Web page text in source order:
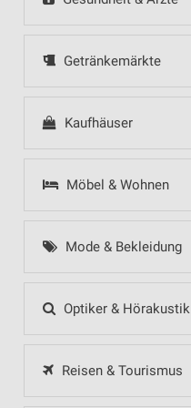
Getränkemärkte
Kaufhäuser
Möbel & Wohnen
Mode & Bekleidung
Optiker & Hörakustik
Reisen & Tourismus